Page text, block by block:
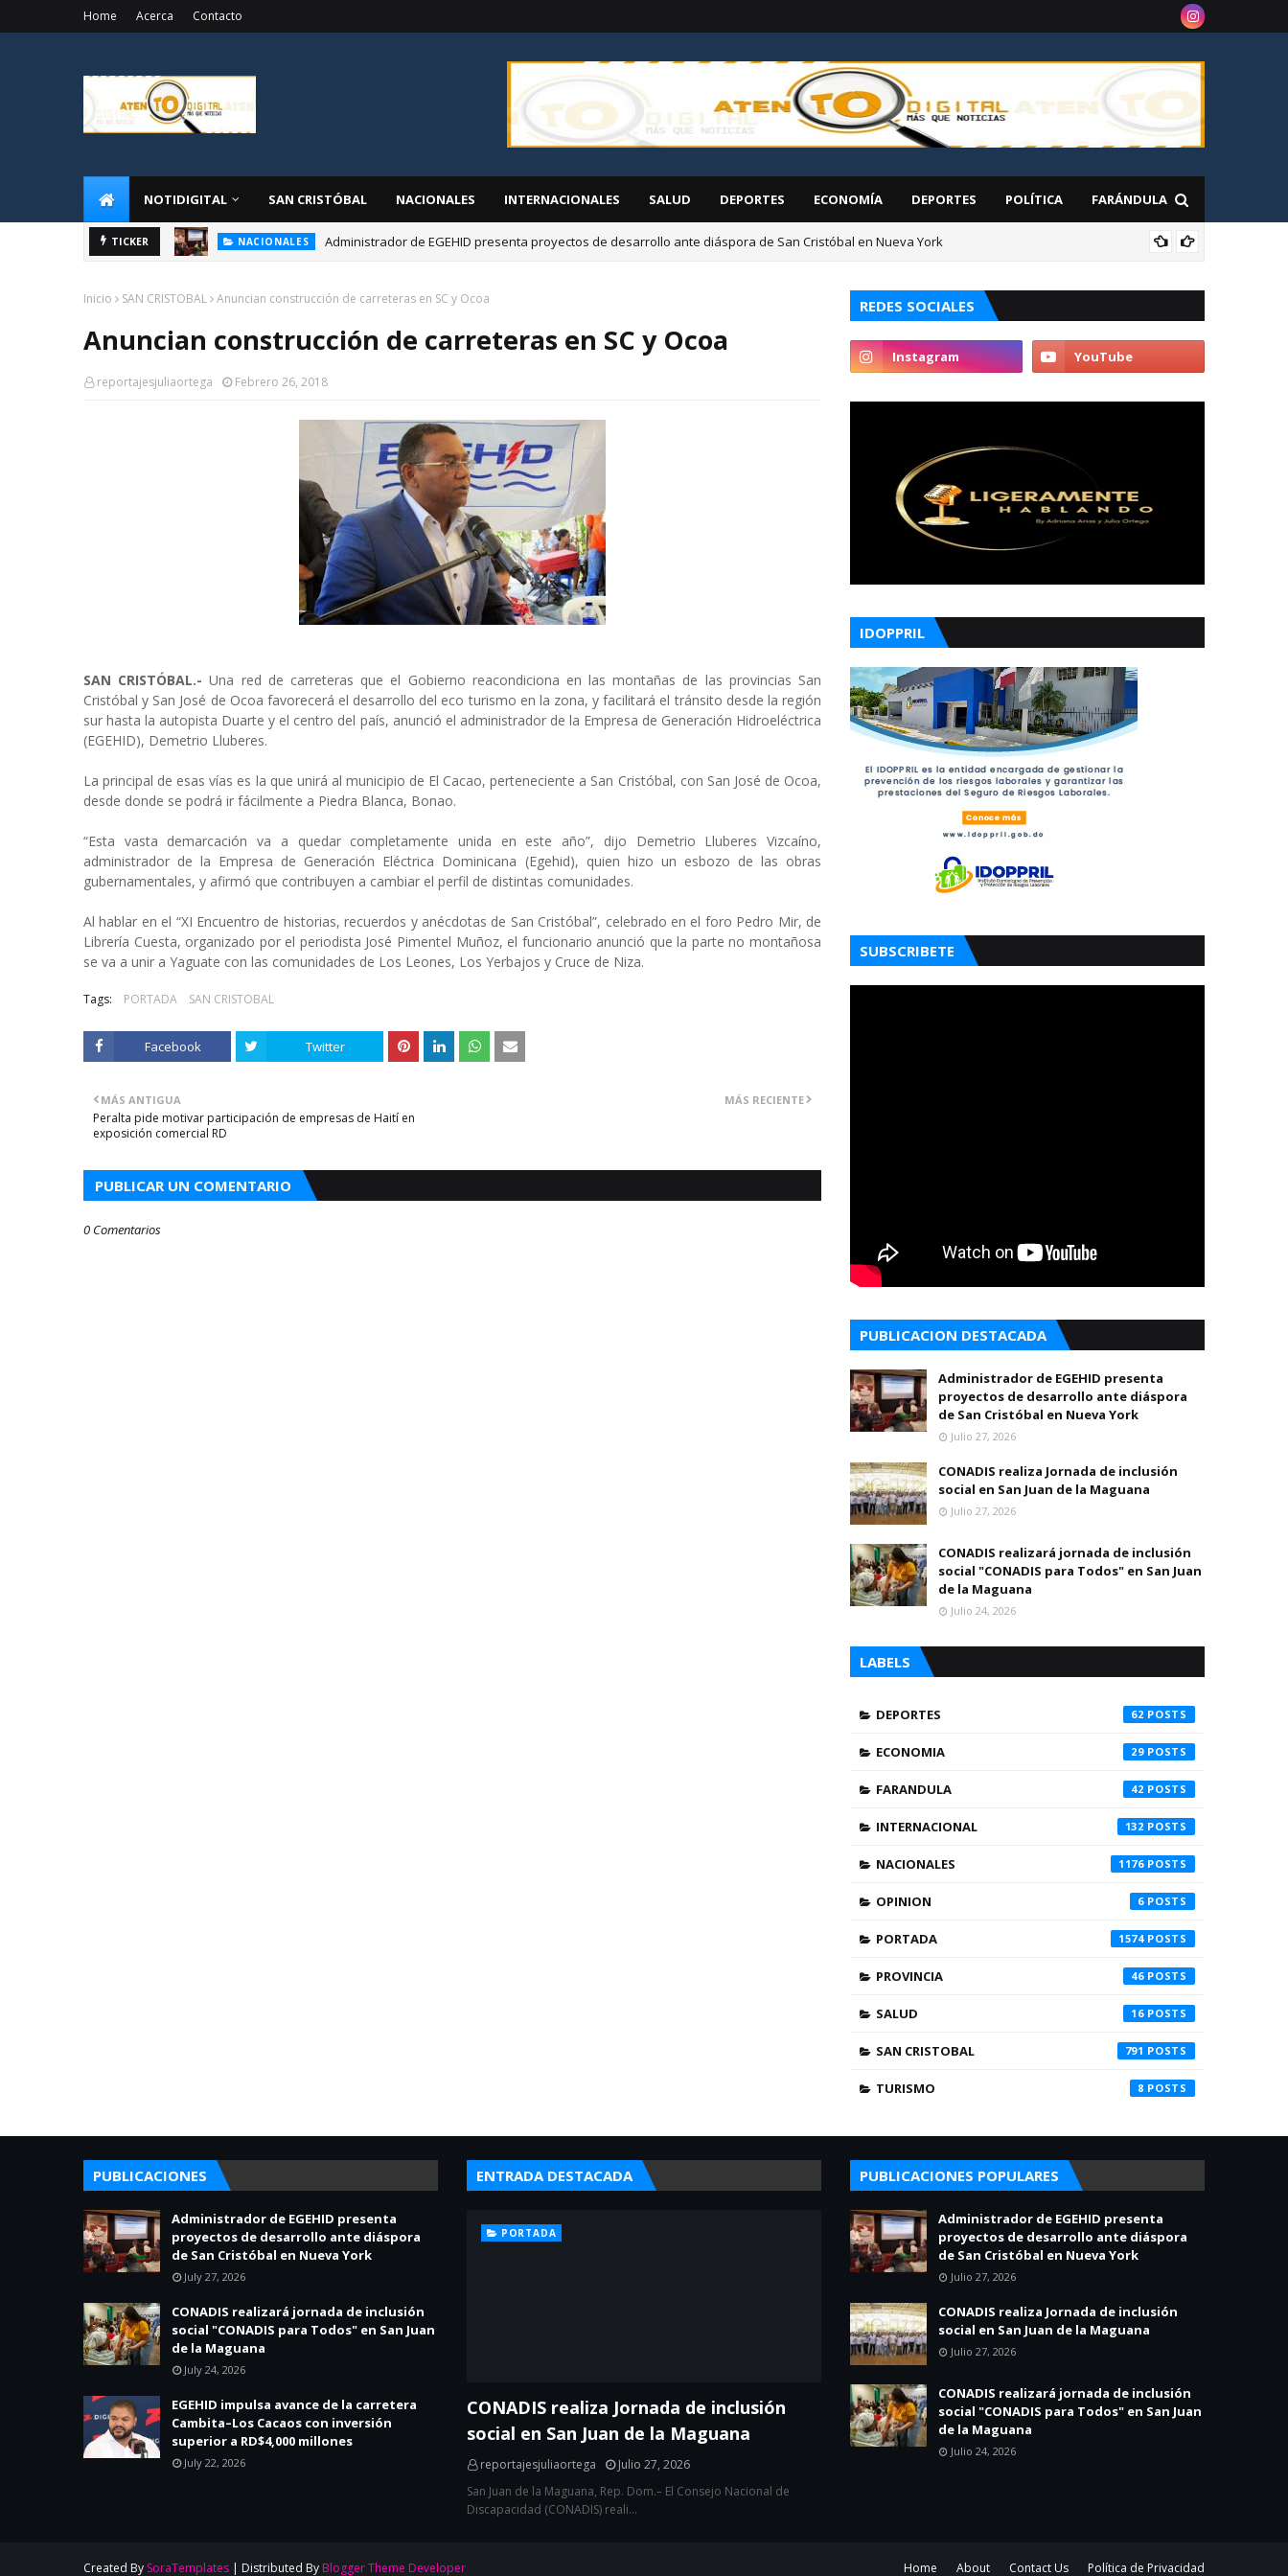
Home Acerca Contacto
NOTIDIGITAL SAN CRISTÓBAL NACIONALES INTERNACIONALES SALUD DEPORTES ECONOMÍA DEPORTES POLÍTICA FARÁNDULA
TICKER NACIONALES Administrador de EGEHID presenta proyectos de desarrollo ante diáspora de San Cristóbal en Nueva York
Inicio SAN CRISTOBAL Anuncian construcción de carreteras en SC y Ocoa
Anuncian construcción de carreteras en SC y Ocoa
reportajesjuliaortega Febrero 26, 2018
SAN CRISTÓBAL.- Una red de carreteras que el Gobierno reacondiciona en las montañas de las provincias San
Cristóbal y San José de Ocoa favorecerá el desarrollo del eco turismo en la zona, y facilitará el tránsito desde la región
sur hasta la autopista Duarte y el centro del país, anunció el administrador de la Empresa de Generación Hidroeléctrica
(EGEHID), Demetrio Lluberes.
La principal de esas vías es la que unirá al municipio de El Cacao, perteneciente a San Cristóbal, con San José de Ocoa,
desde donde se podrá ir fácilmente a Piedra Blanca, Bonao.
“Esta vasta demarcación va a quedar completamente unida en este año”, dijo Demetrio Lluberes Vizcaíno,
administrador de la Empresa de Generación Eléctrica Dominicana (Egehid), quien hizo un esbozo de las obras
gubernamentales, y afirmó que contribuyen a cambiar el perfil de distintas comunidades.
Al hablar en el “XI Encuentro de historias, recuerdos y anécdotas de San Cristóbal”, celebrado en el foro Pedro Mir, de
Librería Cuesta, organizado por el periodista José Pimentel Muñoz, el funcionario anunció que la parte no montañosa
se va a unir a Yaguate con las comunidades de Los Leones, Los Yerbajos y Cruce de Niza.
Tags: PORTADA SAN CRISTOBAL
Facebook Twitter
MÁS RECIENTE
MÁS ANTIGUA
Peralta pide motivar participación de empresas de Haití en
exposición comercial RD
PUBLICAR UN COMENTARIO
0 Comentarios
REDES SOCIALES
IDOPPRIL
SUBSCRIBETE
PUBLICACION DESTACADA
Administrador de EGEHID presenta
proyectos de desarrollo ante diáspora
de San Cristóbal en Nueva York
Julio 27, 2026
CONADIS realiza Jornada de inclusión
social en San Juan de la Maguana
Julio 27, 2026
CONADIS realizará jornada de inclusión
social "CONADIS para Todos" en San Juan
de la Maguana
Julio 24, 2026
LABELS
DEPORTES 62
ECONOMIA 29
FARANDULA 42
INTERNACIONAL 132
NACIONALES 1176
OPINION 6
PORTADA 1574
PROVINCIA 46
SALUD 16
SAN CRISTOBAL 791
TURISMO 8
PUBLICACIONES
Administrador de EGEHID presenta
proyectos de desarrollo ante diáspora
de San Cristóbal en Nueva York
July 27, 2026
CONADIS realizará jornada de inclusión
social "CONADIS para Todos" en San Juan
de la Maguana
July 24, 2026
EGEHID impulsa avance de la carretera
Cambita–Los Cacaos con inversión
superior a RD$4,000 millones
July 22, 2026
ENTRADA DESTACADA
PORTADA
CONADIS realiza Jornada de inclusión
social en San Juan de la Maguana
reportajesjuliaortega
Julio 27, 2026
San Juan de la Maguana, Rep. Dom.– El Consejo Nacional de
Discapacidad (CONADIS) reali…
PUBLICACIONES POPULARES
Administrador de EGEHID presenta
proyectos de desarrollo ante diáspora
de San Cristóbal en Nueva York
Julio 27, 2026
CONADIS realiza Jornada de inclusión
social en San Juan de la Maguana
Julio 27, 2026
CONADIS realizará jornada de inclusión
social "CONADIS para Todos" en San Juan
de la Maguana
Julio 24, 2026
Home About Contact Us Política de Privacidad
Created By SoraTemplates | Distributed By Blogger Theme Developer